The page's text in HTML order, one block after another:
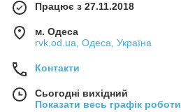
Працює з 27.11.2018
м. Одеса
rvk.od.ua, Одеса, Україна
Контакти
Сьогодні вихідний
Показати весь графік роботи